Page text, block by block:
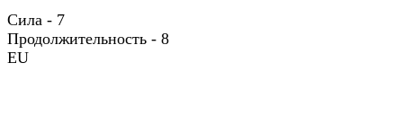
Сила - 7
Продолжительность - 8
EU